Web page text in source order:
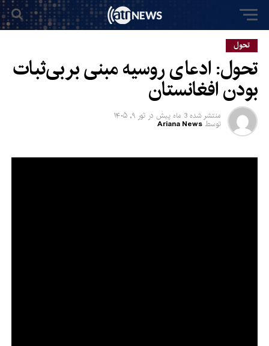
تحول
تحول: ادعای روسیه مبنی بر بی‌ثبات
بودن افغانستان
منتشر شده 3 ماه پیش در ثور ۹, ۱۴۰۵
توسط Ariana News